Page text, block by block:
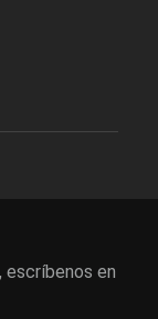
en